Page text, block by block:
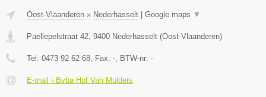
Oost-Vlaanderen » Nederhasselt Google maps ▼
Paellepelstraat 42, 9400 Nederhasselt (Oost-Vlaanderen)
Tel: 0473 92 62 68, Fax: -, BTW-nr: -
E-mail › Bvba Hof Van Mulders